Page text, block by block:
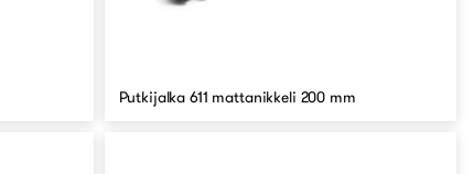
Putkijalka 611 mattanikkeli 200 mm